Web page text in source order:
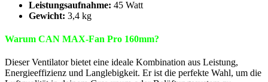
Leistungsaufnahme: 45 Watt
Gewicht: 3,4 kg
Warum CAN MAX-Fan Pro 160mm?
Dieser Ventilator bietet eine ideale Kombination aus Leistung,
Energieeffizienz und Langlebigkeit. Er ist die perfekte Wahl, um die